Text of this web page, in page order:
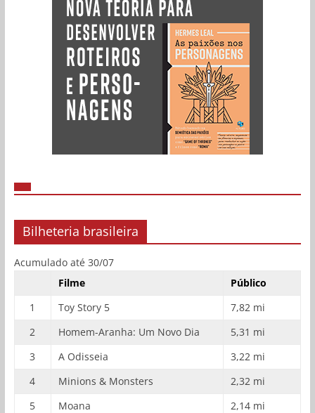
Bilheteria brasileira
Acumulado até 30/07
Filme
Público
1
Toy Story 5
7,82 mi
2
Homem-Aranha: Um Novo Dia
5,31 mi
3
A Odisseia
3,22 mi
4
Minions & Monsters
2,32 mi
5
Moana
2,14 mi